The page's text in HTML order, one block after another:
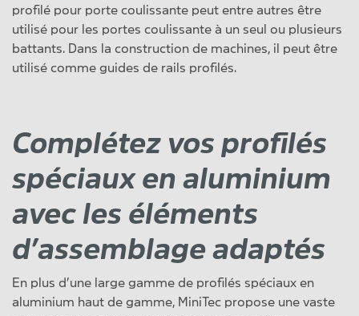
profilé pour porte coulissante peut entre autres être
utilisé pour les portes coulissante à un seul ou plusieurs
battants. Dans la construction de machines, il peut être
utilisé comme guides de rails profilés.
Complétez vos profilés
spéciaux en aluminium
avec les éléments
d’assemblage adaptés
En plus d’une large gamme de profilés spéciaux en
aluminium haut de gamme, MiniTec propose une vaste